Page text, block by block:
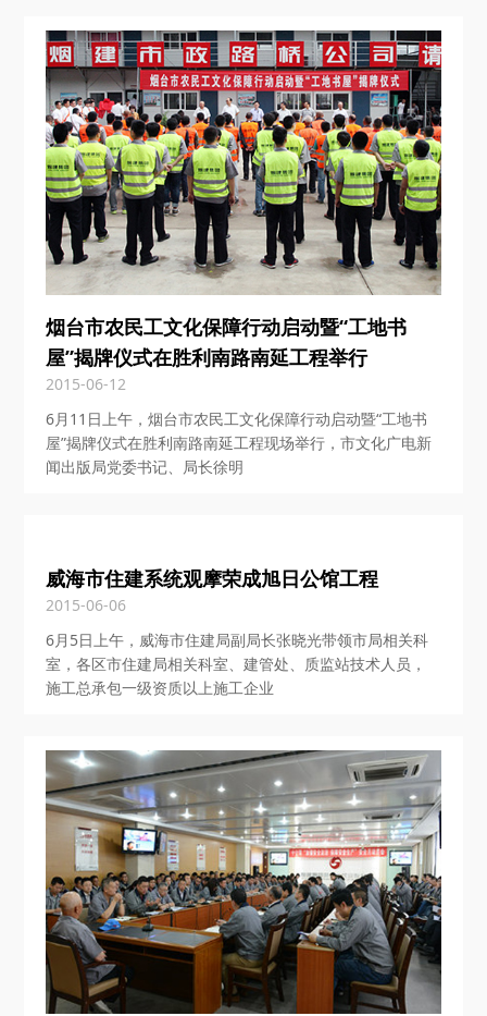
烟台市农民工文化保障行动启动暨“工地书
屋”揭牌仪式在胜利南路南延工程举行
2015-06-12
6月11日上午，烟台市农民工文化保障行动启动暨“工地书
屋”揭牌仪式在胜利南路南延工程现场举行，市文化广电新
闻出版局党委书记、局长徐明
威海市住建系统观摩荣成旭日公馆工程
2015-06-06
6月5日上午，威海市住建局副局长张晓光带领市局相关科
室，各区市住建局相关科室、建管处、质监站技术人员，
施工总承包一级资质以上施工企业